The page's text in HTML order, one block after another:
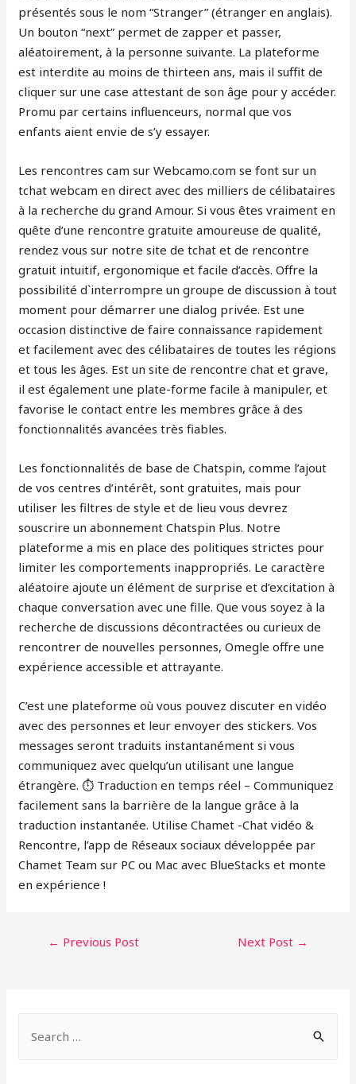
présentés sous le nom “Stranger” (étranger en anglais).
Un bouton “next” permet de zapper et passer,
aléatoirement, à la personne suivante. La plateforme
est interdite au moins de thirteen ans, mais il suffit de
cliquer sur une case attestant de son âge pour y accéder.
Promu par certains influenceurs, normal que vos
enfants aient envie de s’y essayer.
Les rencontres cam sur Webcamo.com se font sur un
tchat webcam en direct avec des milliers de célibataires
à la recherche du grand Amour. Si vous êtes vraiment en
quête d’une rencontre gratuite amoureuse de qualité,
rendez vous sur notre site de tchat et de rencontre
gratuit intuitif, ergonomique et facile d’accès. Offre la
possibilité d`interrompre un groupe de discussion à tout
moment pour démarrer une dialog privée. Est une
occasion distinctive de faire connaissance rapidement
et facilement avec des célibataires de toutes les régions
et tous les âges. Est un site de rencontre chat et grave,
il est également une plate-forme facile à manipuler, et
favorise le contact entre les membres grâce à des
fonctionnalités avancées très fiables.
Les fonctionnalités de base de Chatspin, comme l’ajout
de vos centres d’intérêt, sont gratuites, mais pour
utiliser les filtres de style et de lieu vous devrez
souscrire un abonnement Chatspin Plus. Notre
plateforme a mis en place des politiques strictes pour
limiter les comportements inappropriés. Le caractère
aléatoire ajoute un élément de surprise et d’excitation à
chaque conversation avec une fille. Que vous soyez à la
recherche de discussions décontractées ou curieux de
rencontrer de nouvelles personnes, Omegle offre une
expérience accessible et attrayante.
C’est une plateforme où vous pouvez discuter en vidéo
avec des personnes et leur envoyer des stickers. Vos
messages seront traduits instantanément si vous
communiquez avec quelqu’un utilisant une langue
étrangère. ⏱ Traduction en temps réel – Communiquez
facilement sans la barrière de la langue grâce à la
traduction instantanée. Utilise Chamet -Chat vidéo &
Rencontre, l’app de Réseaux sociaux développée par
Chamet Team sur PC ou Mac avec BlueStacks et monte
en expérience !
POST
← Previous Post Next Post →